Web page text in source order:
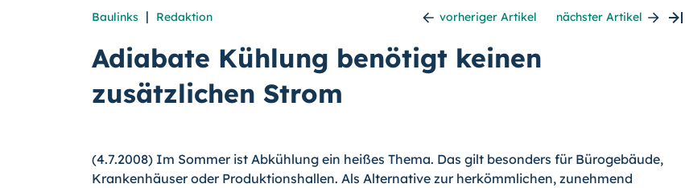
Baulinks | Redaktion vorheriger Artikel nächster Artikel
Adiabate Kühlung benötigt keinen
zusätzlichen Strom
(4.7.2008) Im Sommer ist Abkühlung ein heißes Thema. Das gilt besonders für Bürogebäude,
Krankenhäuser oder Produktionshallen. Als Alternative zur herkömmlichen, zunehmend